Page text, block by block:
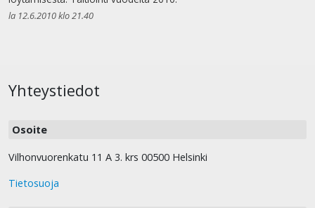
la 12.6.2010 klo 21.40
Yhteystiedot
Osoite
Vilhonvuorenkatu 11 A 3. krs 00500 Helsinki
Tietosuoja